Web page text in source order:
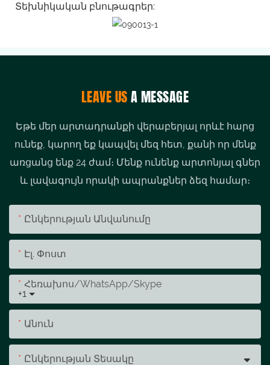
Տեխնիկական բնութագրեր:
LEAVE USA MESSAGE
Եթե ​​մեր արտադրանքի վերաբերյալ որևէ հարց
ունեք, կարող եք կապվել մեզ հետ, քանի որ մենք
առցանց ենք 24 ժամ։ Մենք ունենք արտոնյալ գներ
և լավագույն որակի ապրանքներ ձեզ համար։
Ընկերության Անվանումը
Էլ. Փոստ
+1
Հեռախոս/whatsApp/skype
Անուն
Ընկերության Տեսակը